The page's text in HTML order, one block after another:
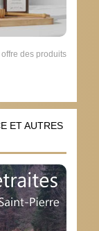
des produits
ET AUTRES